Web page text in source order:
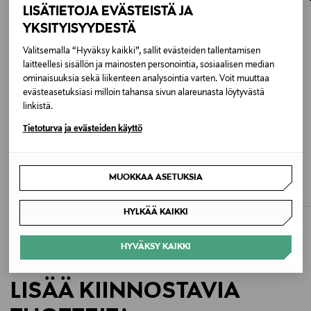
LISÄTIETOJA EVÄSTEISTÄ JA
YKSITYISYYDESTÄ
Valitsemalla “Hyväksy kaikki”, sallit evästeiden tallentamisen
laitteellesi sisällön ja mainosten personointia, sosiaalisen median
ominaisuuksia sekä liikenteen analysointia varten. Voit muuttaa
evästeasetuksiasi milloin tahansa sivun alareunasta löytyvästä
linkistä.
Tietoturva ja evästeiden käyttö
MUOKKAA ASETUKSIA
HYLKÄÄ KAIKKI
HYVÄKSY KAIKKI
Hoito-ohjeet
Noudata tuotteesta löytyviä ohjeistuksia
Väri
Intia
Valmistajan tuotenumero
20639083
LAUREN RALPH LAUREN
Discounted Price
Original Price
LAUREN RALPH LAUREN
Ring-uimapuku
Discounted Price
Original Price
LISÄÄ KIINNOSTAVIA